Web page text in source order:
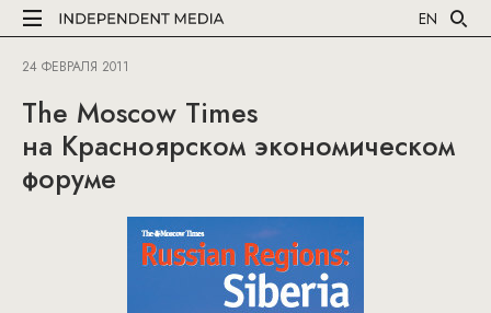
EN
24 ФЕВРАЛЯ 2011
The Moscow Times
на Красноярском экономическом
форуме